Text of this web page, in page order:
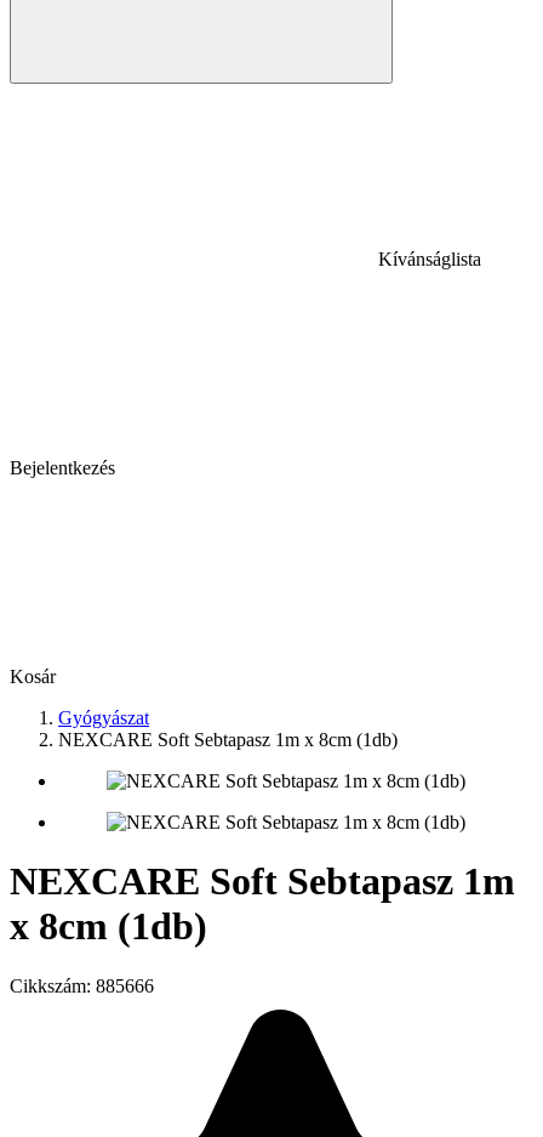
Kívánságlista
Bejelentkezés
Kosár
Gyógyászat
NEXCARE Soft Sebtapasz 1m x 8cm (1db)
NEXCARE Soft Sebtapasz 1m
x 8cm (1db)
Cikkszám: 885666